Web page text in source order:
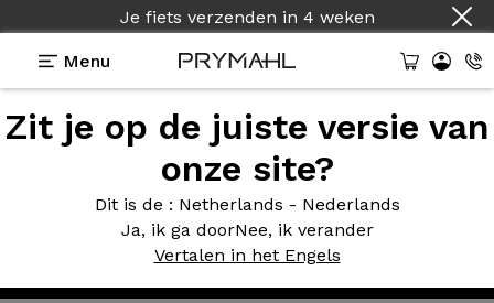
Je fiets verzenden in 4 weken
Menu
Zit je op de juiste versie van
onze site?
Dit is de : Netherlands - Nederlands
Ja, ik ga doorNee, ik verander
Vertalen in het Engels
>Schijfremmen